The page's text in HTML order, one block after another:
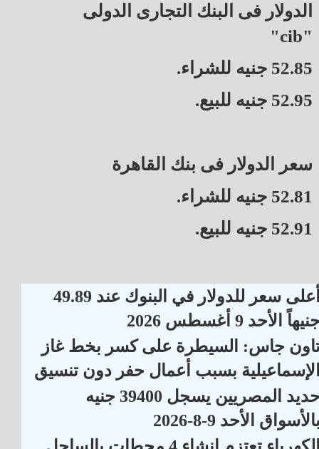
الدولار فى البنك التجارى الدولى
"cib"
52.85 جنيه للشراء.
52.95 جنيه للبيع.
سعر الدولار فى بنك القاهرة
52.81 جنيه للشراء.
52.91 جنيه للبيع.
أعلى سعر للدولار في البنوك عند 49.89
الأحد 9 أغسطس 2026
جاس: السيطرة على كسر بخط غاز
بسبب أعمال حفر دون تنسيق
حديد المصريين يسجل 39400 جنيه
الأحد 9-8-2026